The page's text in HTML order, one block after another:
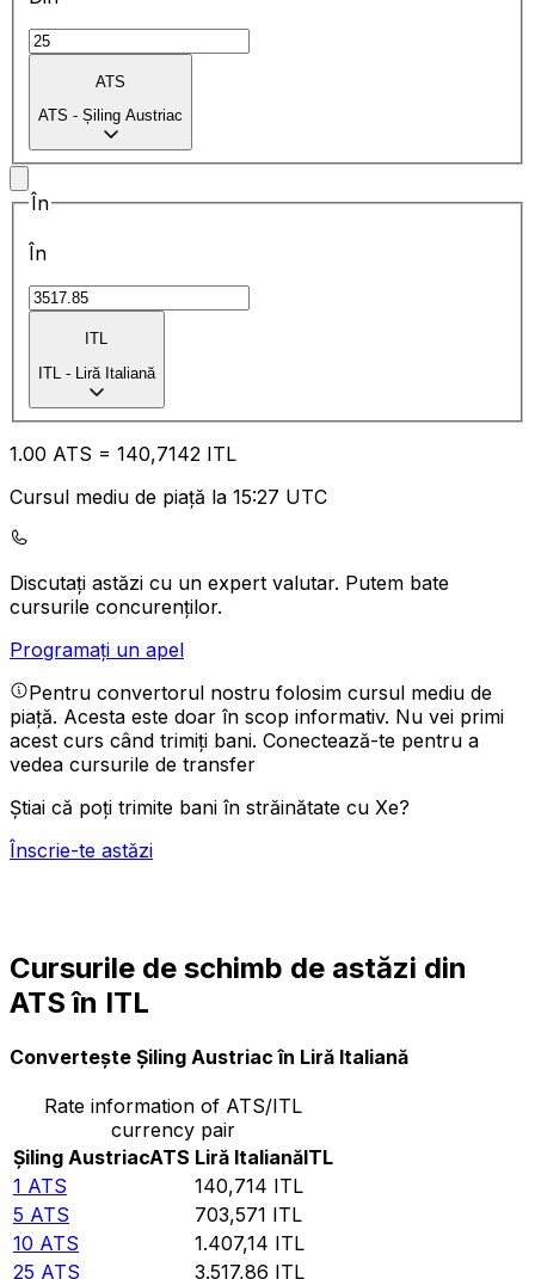
ATS
ATS - Șiling Austriac
În
În
ITL
ITL - Liră Italiană
1.00 ATS = 140,7142 ITL
Cursul mediu de piață la 15:27 UTC
Discutați astăzi cu un expert valutar. Putem bate
cursurile concurenților.
Programați un apel
Pentru convertorul nostru folosim cursul mediu de
piață. Acesta este doar în scop informativ. Nu vei primi
acest curs când trimiți bani. Conectează-te pentru a
vedea cursurile de transfer
Știai că poți trimite bani în străinătate cu Xe?
Înscrie-te astăzi
Cursurile de schimb de astăzi din
ATS în ITL
Convertește Șiling Austriac în Liră Italiană
Rate information of ATS/ITL
currency pair
Șiling AustriacATS Liră ItalianăITL
1 ATS 140,714 ITL
5 ATS 703,571 ITL
10 ATS 1.407,14 ITL
25 ATS 3.517,86 ITL